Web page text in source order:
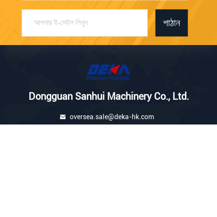
পাঠান
Dongguan Sanhui Machinery Co., Ltd.
oversea.sale@deka-hk.com